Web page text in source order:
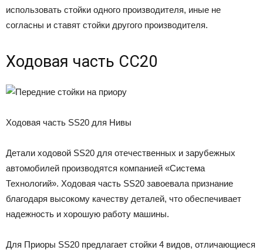
использовать стойки одного производителя, иные не
согласны и ставят стойки другого производителя.
Ходовая часть СС20
Ходовая часть SS20 для Нивы
Детали ходовой SS20 для отечественных и зарубежных
автомобилей производятся компанией «Система
Технологий». Ходовая часть SS20 завоевала признание
благодаря высокому качеству деталей, что обеспечивает
надежность и хорошую работу машины.
Для Приоры SS20 предлагает стойки 4 видов, отличающиеся